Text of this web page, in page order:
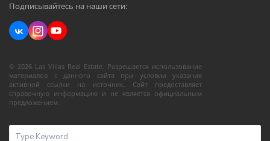
Подписывайтесь на наши сети:
© 2026 Las Villas Real Estate. Разрешается использование
материалов с данного сайта при условии указания
активной ссылки на источник. Сайт предоставляет
справочную информацию и не является официальным
предложением.